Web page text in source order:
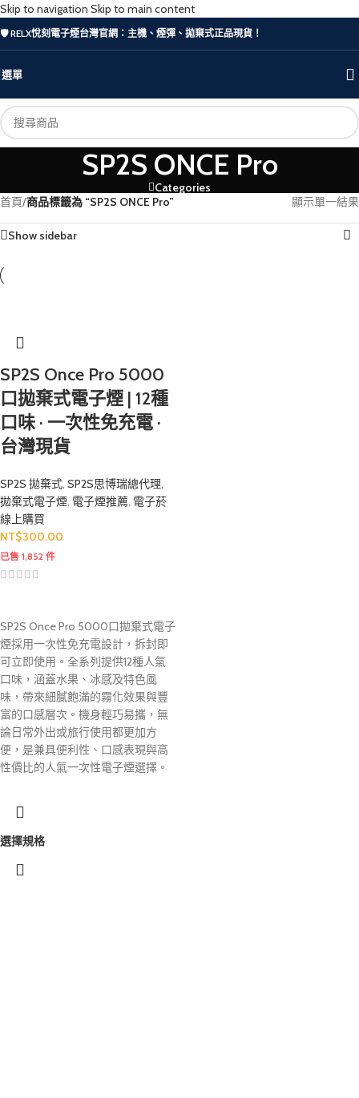
Skip to navigation Skip to main content
🛡️ RELX悅刻電子煙台灣官網：主機、煙彈、拋棄式正品現貨！
選單
SP2S ONCE Pro
Categories
首頁/商品標籤為 “SP2S ONCE Pro” 顯示單一結果
Show sidebar
SP2S Once Pro 5000
口拋棄式電子煙 | 12種
口味 · 一次性免充電 ·
台灣現貨
SP2S 拋棄式, SP2S思博瑞總代理,
拋棄式電子煙, 電子煙推薦, 電子菸
線上購買
NT$300.00
已售 1,852 件
SP2S Once Pro 5000口拋棄式電子
煙採用一次性免充電設計，拆封即
可立即使用。全系列提供12種人氣
口味，涵蓋水果、冰感及特色風
味，帶來細膩飽滿的霧化效果與豐
富的口感層次。機身輕巧易攜，無
論日常外出或旅行使用都更加方
便，是兼具便利性、口感表現與高
性價比的人氣一次性電子煙選擇。
選擇規格